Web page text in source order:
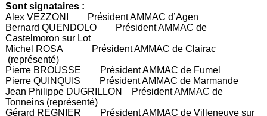
Sont signataires :
Alex VEZZONI Président AMMAC d’Agen
Bernard QUENDOLO Président AMMAC de
Castelmoron sur Lot
Michel ROSA Président AMMAC de Clairac
(représenté)
Pierre BROUSSE Président AMMAC de Fumel
Pierre QUINQUIS Président AMMAC de Marmande
Jean Philippe DUGRILLON Président AMMAC de
Tonneins (représenté)
Gérard REGNIER Président AMMAC de Villeneuve sur